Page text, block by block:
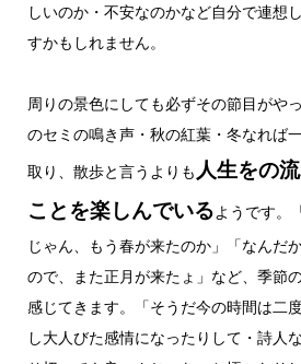
しいのか・不安なのかなど自分で連想
すかもしれません。
周りの景色にしても必ずその節目がや
のセミの鳴き声・秋の紅葉・冬なれば
取り、散歩と言うよりも 人生をの
ことを楽しんでいるようです。
じゃん、もう春が来たのか」「なんだ
ので、また正月が来たょ」など、季節
感じてきます。「そうだ今の時間は二
し大人びた感情になったりして・詩人